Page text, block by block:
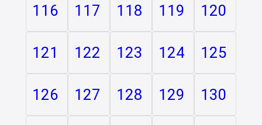
116 117 118 119 120
121 122 123 124 125
126 127 128 129 130